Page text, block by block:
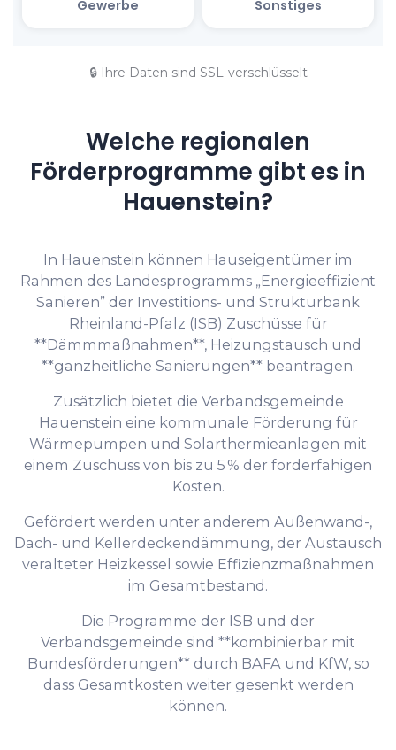
🔒 Ihre Daten sind SSL-verschlüsselt
Welche regionalen
Förderprogramme gibt es in
Hauenstein?
In Hauenstein können Hauseigentümer im
Rahmen des Landesprogramms „Energieeffizient
Sanieren” der Investitions- und Strukturbank
Rheinland-Pfalz (ISB) Zuschüsse für
**Dämmmaßnahmen**, Heizungstausch und
**ganzheitliche Sanierungen** beantragen.
Zusätzlich bietet die Verbandsgemeinde
Hauenstein eine kommunale Förderung für
Wärmepumpen und Solarthermieanlagen mit
einem Zuschuss von bis zu 5 % der förderfähigen
Kosten.
Gefördert werden unter anderem Außenwand-,
Dach- und Kellerdeckendämmung, der Austausch
veralteter Heizkessel sowie Effizienzmaßnahmen
im Gesamtbestand.
Die Programme der ISB und der
Verbandsgemeinde sind **kombinierbar mit
Bundesförderungen** durch BAFA und KfW, so
dass Gesamtkosten weiter gesenkt werden
können.